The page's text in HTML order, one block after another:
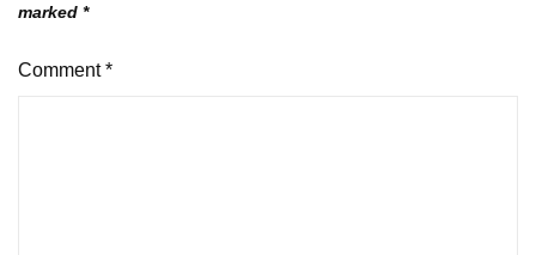
marked *
Comment*